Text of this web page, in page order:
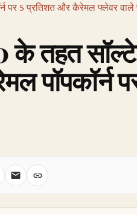
पर 5 प्रतिशत और कैरेमल फ्लेवर वाले
के तहत
पॉपकॉर्न